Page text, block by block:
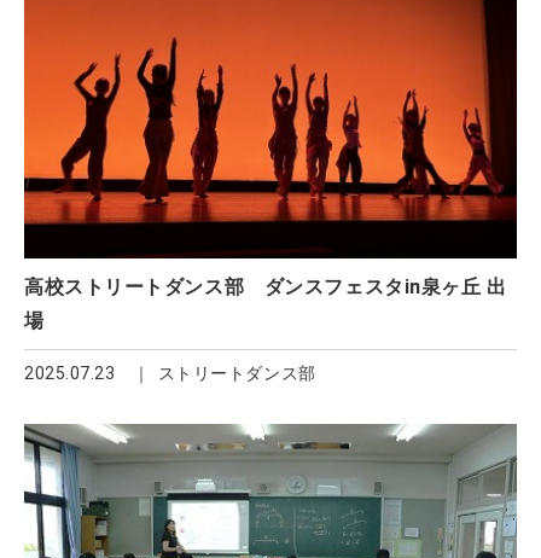
高校ストリートダンス部 ダンスフェスタin泉ヶ丘 出
場
2025.07.23 ストリートダンス部